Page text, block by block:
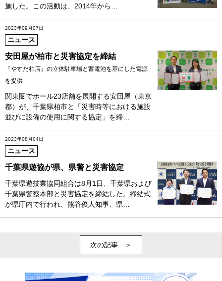
施した。この活動は、2014年から…
2023年09月07日
ニュース
安田屋が柏市と災害協定を締結
『やすだ柏店』の立体駐車場と蓄電池を基にした電源
を提供
関東圏でホール23店舗を展開する安田屋（東京
都）が、千葉県柏市と「災害時等における施設
並びに設備の使用に関する協定」を締…
2023年08月04日
ニュース
千葉県遊協が県、県警と災害協定
千葉県遊技業協同組合は8月1日、千葉県および
千葉県警察本部と災害協定を締結した。締結式
が県庁内で行われ、熊谷俊人知事、県…
次の記事 ＞